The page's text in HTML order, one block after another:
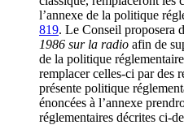
l’annexe de la politique
819. Le Conseil proposera
1986 sur la radio afin de
de la politique
remplacer celles-ci par des
présente politique
énoncées à l’annexe
réglementaires décrites ci-